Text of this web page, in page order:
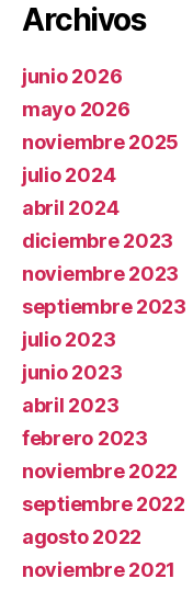
Archivos
junio 2026
mayo 2026
noviembre 2025
julio 2024
abril 2024
diciembre 2023
noviembre 2023
septiembre 2023
julio 2023
junio 2023
abril 2023
febrero 2023
noviembre 2022
septiembre 2022
agosto 2022
noviembre 2021